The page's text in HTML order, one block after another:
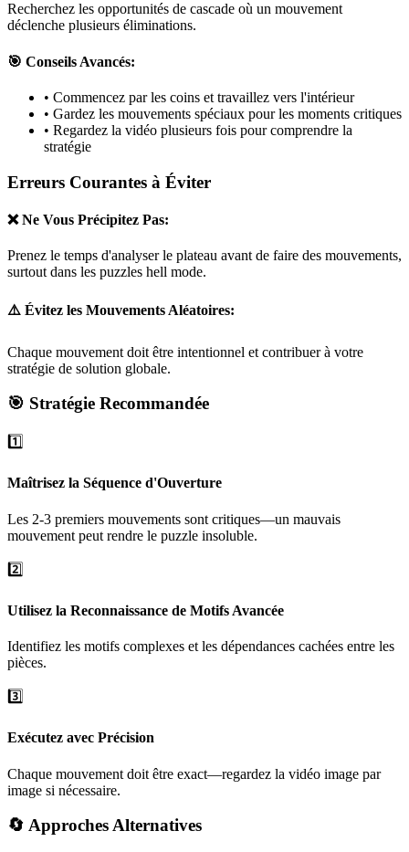
Recherchez les opportunités de cascade où un mouvement
déclenche plusieurs éliminations.
🎯 Conseils Avancés:
• Commencez par les coins et travaillez vers l'intérieur
• Gardez les mouvements spéciaux pour les moments critiques
• Regardez la vidéo plusieurs fois pour comprendre la
stratégie
Erreurs Courantes à Éviter
❌ Ne Vous Précipitez Pas:
Prenez le temps d'analyser le plateau avant de faire des mouvements,
surtout dans les puzzles hell mode.
⚠️ Évitez les Mouvements Aléatoires:
Chaque mouvement doit être intentionnel et contribuer à votre
stratégie de solution globale.
🎯 Stratégie Recommandée
1️⃣
Maîtrisez la Séquence d'Ouverture
Les 2-3 premiers mouvements sont critiques—un mauvais
mouvement peut rendre le puzzle insoluble.
2️⃣
Utilisez la Reconnaissance de Motifs Avancée
Identifiez les motifs complexes et les dépendances cachées entre les
pièces.
3️⃣
Exécutez avec Précision
Chaque mouvement doit être exact—regardez la vidéo image par
image si nécessaire.
🔄 Approches Alternatives